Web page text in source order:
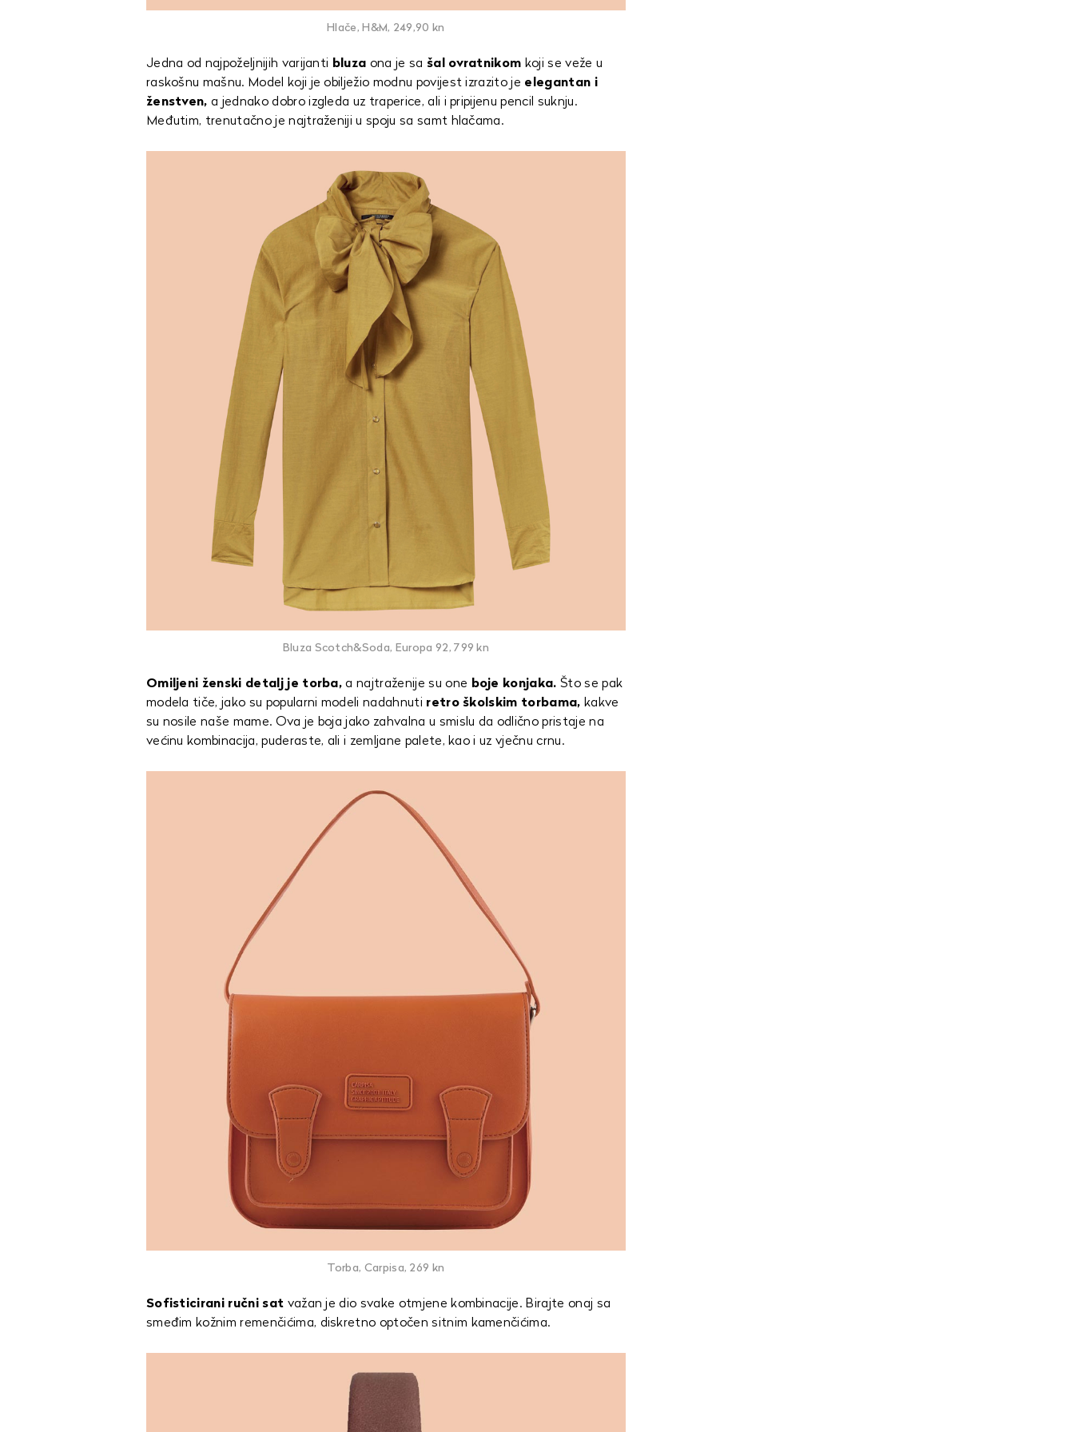
Hlače, H&M, 249,90 kn
Jedna od najpoželjnijih varijanti bluza ona je sa šal ovratnikom koji se veže u
raskošnu mašnu. Model koji je obilježio modnu povijest izrazito je elegantan i
ženstven, a jednako dobro izgleda uz traperice, ali i pripijenu pencil suknju.
Međutim, trenutačno je najtraženiji u spoju sa samt hlačama.
Bluza Scotch&Soda, Europa 92, 799 kn
Omiljeni ženski detalj je torba, a najtraženije su one boje konjaka. Što se pak
modela tiče, jako su popularni modeli nadahnuti retro školskim torbama, kakve
su nosile naše mame. Ova je boja jako zahvalna u smislu da odlično pristaje na
većinu kombinacija, puderaste, ali i zemljane palete, kao i uz vječnu crnu.
Torba, Carpisa, 269 kn
Sofisticirani ručni sat važan je dio svake otmjene kombinacije. Birajte onaj sa
smeđim kožnim remenčićima, diskretno optočen sitnim kamenčićima.